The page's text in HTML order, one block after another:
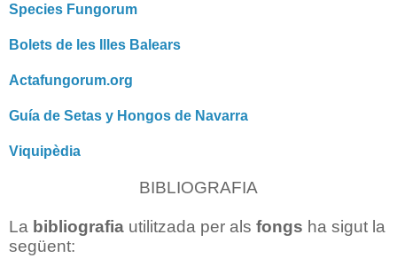
Species Fungorum
Bolets de les Illes Balears
Actafungorum.org
Guía de Setas y Hongos de Navarra
Viquipèdia
BIBLIOGRAFIA
La bibliografia utilitzada per als fongs ha sigut la
següent: